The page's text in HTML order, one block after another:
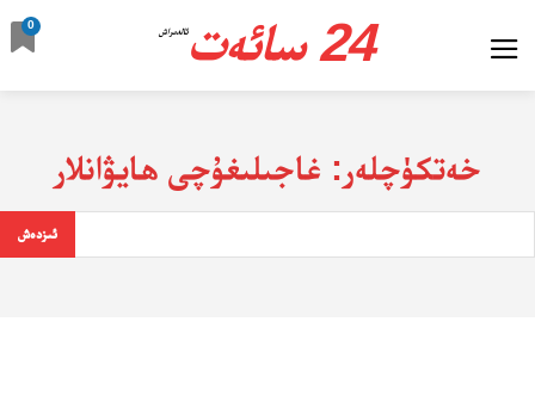
24 سائەت ئالدىراش
0
خەتكۈچلەر: غاجىلىغۇچى ھايۋانلار
ئىزدەش